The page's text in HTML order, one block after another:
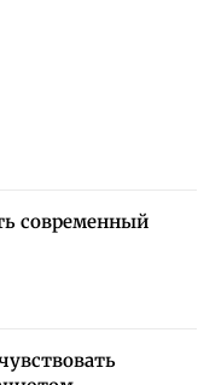
современный